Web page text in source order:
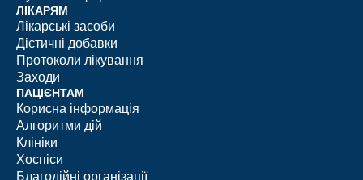
ЛІКАРЯМ
Лікарські засоби
Дієтичні добавки
Протоколи лікування
Заходи
ПАЦІЄНТАМ
Корисна інформація
Алгоритми дій
Клініки
Хоспіси
Благодійні організації